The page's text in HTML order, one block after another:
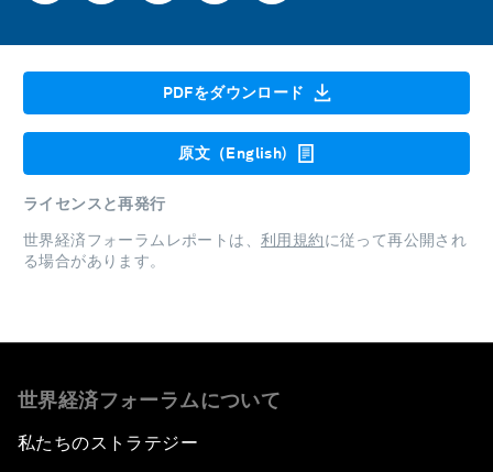
PDFをダウンロード
原文（English)
ライセンスと再発行
世界経済フォーラムレポートは、 利用規約に従って再公開され
る場合があります。
世界経済フォーラムについて
私たちのストラテジー